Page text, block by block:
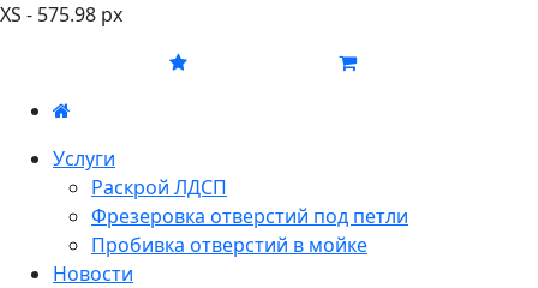
XS - 575.98 px
Услуги
Раскрой ЛДСП
Фрезеровка отверстий под петли
Пробивка отверстий в мойке
Новости